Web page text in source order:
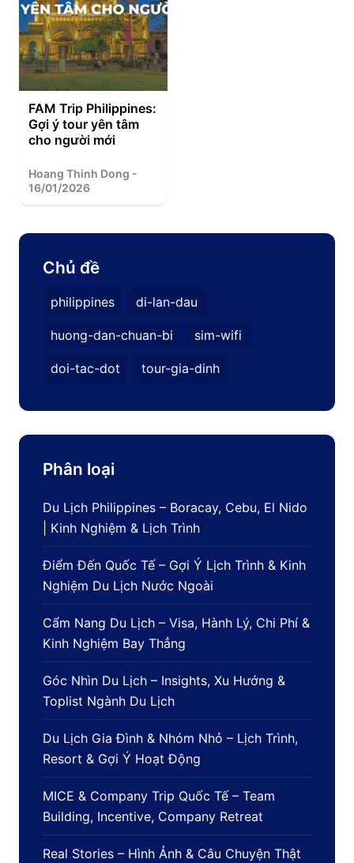
FAM Trip Philippines:
Gợi ý tour yên tâm
cho người mới
Hoang Thinh Dong -
16/01/2026
Chủ đề
philippines di-lan-dau
huong-dan-chuan-bi sim-wifi
doi-tac-dot tour-gia-dinh
Phân loại
Du Lịch Philippines – Boracay, Cebu, El Nido
| Kinh Nghiệm & Lịch Trình
Điểm Đến Quốc Tế – Gợi Ý Lịch Trình & Kinh
Nghiệm Du Lịch Nước Ngoài
Cẩm Nang Du Lịch – Visa, Hành Lý, Chi Phí &
Kinh Nghiệm Bay Thẳng
Góc Nhìn Du Lịch – Insights, Xu Hướng &
Toplist Ngành Du Lịch
Du Lịch Gia Đình & Nhóm Nhỏ – Lịch Trình,
Resort & Gợi Ý Hoạt Động
MICE & Company Trip Quốc Tế – Team
Building, Incentive, Company Retreat
Real Stories – Hình Ảnh & Câu Chuyện Thật